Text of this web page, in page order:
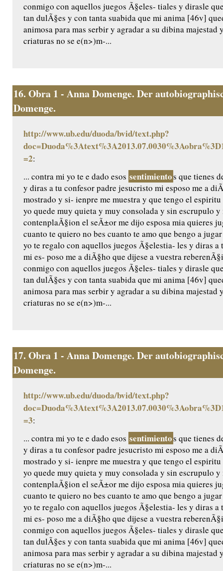
conmigo con aquellos juegos Ã§eles- tiales y dirasle
tan dulÃ§es y con tanta suabida que mi anima [46v]
animosa para mas serbir y agradar a su dibina majestad
criaturas no se e(n>)m-...
16. Obra 1 - Anna Domenge. Der
Domenge.
http://www.ub.edu/duoda/bvid/text.php?
=2:
... contra mi yo te e dado esos sentimientos que tienes
y diras a tu confesor padre jesucristo mi esposo me a
mostrado y si- ienpre me muestra y que tengo el
yo quede muy quieta y muy consolada y sin escrupulo y
contenplaÃ§ion el seÃ±or me dijo esposa mia quieres
cuanto te quiero no bes cuanto te amo que bengo a
yo te regalo con aquellos juegos Ã§elestia- les y diras
mi es- poso me a diÃ§ho que dijese a vuestra
conmigo con aquellos juegos Ã§eles- tiales y dirasle
tan dulÃ§es y con tanta suabida que mi anima [46v]
animosa para mas serbir y agradar a su dibina majestad
criaturas no se e(n>)m-...
17. Obra 1 - Anna Domenge. Der
Domenge.
http://www.ub.edu/duoda/bvid/text.php?
=3:
... contra mi yo te e dado esos sentimientos que tienes
y diras a tu confesor padre jesucristo mi esposo me a
mostrado y si- ienpre me muestra y que tengo el
yo quede muy quieta y muy consolada y sin escrupulo y
contenplaÃ§ion el seÃ±or me dijo esposa mia quieres
cuanto te quiero no bes cuanto te amo que bengo a
yo te regalo con aquellos juegos Ã§elestia- les y diras
mi es- poso me a diÃ§ho que dijese a vuestra
conmigo con aquellos juegos Ã§eles- tiales y dirasle
tan dulÃ§es y con tanta suabida que mi anima [46v]
animosa para mas serbir y agradar a su dibina majestad
criaturas no se e(n>)m-...